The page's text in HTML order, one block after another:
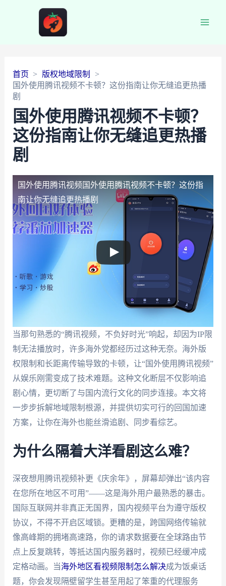
首页
版权地域限制
国外使用腾讯视频不卡顿？这份指南让你无缝追更热播
剧
国外使用腾讯视频不卡顿？
这份指南让你无缝追更热播
剧
国外使用腾讯视频国外使用腾讯视频不卡顿？这份指
南让你无缝追更热播剧
当那句熟悉的“腾讯视频，不负好时光”响起，却因为IP限
制无法播放时，许多海外党都经历过这种无奈。海外版
权限制和长距离传输导致的卡顿，让“国外使用腾讯视频”
从娱乐刚需变成了技术难题。这种文化断层不仅影响追
剧心情，更切断了与国内流行文化的同步连接。本文将
一步步拆解地域限制根源，并提供切实可行的回国加速
方案，让你在海外也能丝滑追剧、同步看综艺。
为什么隔着大洋看剧这么难？
深夜想用腾讯视频补更《庆余年》，屏幕却弹出“该内容
在您所在地区不可用”——这是海外用户最熟悉的暴击。
国际互联网并非真正无国界，国内视频平台为遵守版权
协议，不得不开启区域锁。更糟的是，跨国网络传输就
像高峰期的拥堵高速路，你的请求数据要在全球路由节
点上反复跳转，等抵达国内服务器时，视频已经缓冲成
定格动画。当海外地区看视频限制怎么解决成为饭桌话
题，你会发现隔壁留学生甚至用起了笨重的代理服务